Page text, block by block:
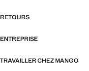
RETOURS
ENTREPRISE
TRAVAILLER CHEZ MANGO